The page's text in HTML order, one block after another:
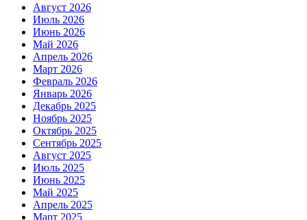
Август 2026
Июль 2026
Июнь 2026
Май 2026
Апрель 2026
Март 2026
Февраль 2026
Январь 2026
Декабрь 2025
Ноябрь 2025
Октябрь 2025
Сентябрь 2025
Август 2025
Июль 2025
Июнь 2025
Май 2025
Апрель 2025
Март 2025